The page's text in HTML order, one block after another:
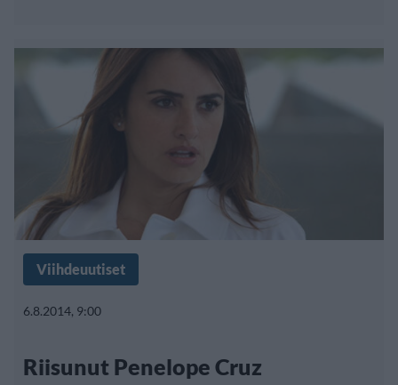
Viihdeuutiset
6.8.2014, 9:00
Riisunut Penelope Cruz